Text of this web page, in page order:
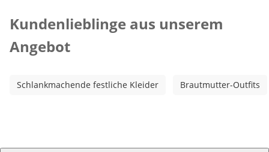
Kundenlieblinge aus unserem
Angebot
Schlankmachende festliche Kleider Brautmutter-Outfits